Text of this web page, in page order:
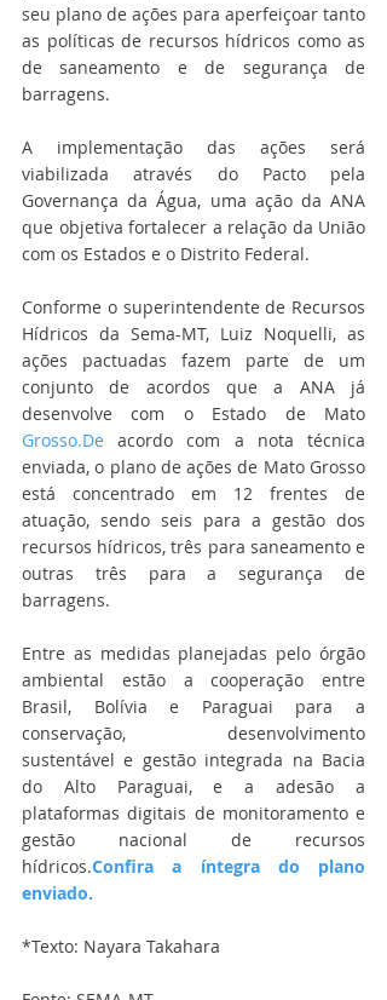
seu plano de ações para aperfeiçoar tanto
as políticas de recursos hídricos como as
de saneamento e de segurança de
barragens.
A implementação das ações será
viabilizada através do Pacto pela
Governança da Água, uma ação da ANA
que objetiva fortalecer a relação da União
com os Estados e o Distrito Federal.
Conforme o superintendente de Recursos
Hídricos da Sema-MT, Luiz Noquelli, as
ações pactuadas fazem parte de um
conjunto de acordos que a ANA já
Grosso.De acordo com a nota técnica
enviada, o plano de ações de Mato Grosso
está concentrado em 12 frentes de
atuação, sendo seis para a gestão dos
recursos hídricos, três para saneamento e
outras três para a segurança de
barragens.
Entre as medidas planejadas pelo órgão
ambiental estão a cooperação entre
Brasil, Bolívia e Paraguai para a
conservação, desenvolvimento
sustentável e gestão integrada na Bacia
do Alto Paraguai, e a adesão a
plataformas digitais de monitoramento e
gestão nacional de recursos
hídricos.Confira a íntegra do plano
enviado.
*Texto: Nayara Takahara